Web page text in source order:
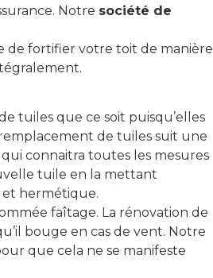
Notre société de
de fortifier votre toit de manière
tuiles que ce soit puisqu’elles
de tuiles suit une
connaitra toutes les mesures
tuile en la mettant
et hermétique.
faîtage. La rénovation de
bouge en cas de vent. Notre
que cela ne se manifeste
?